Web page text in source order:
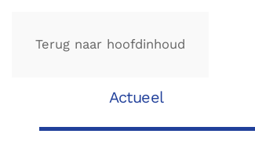
Terug naar hoofdinhoud
Actueel